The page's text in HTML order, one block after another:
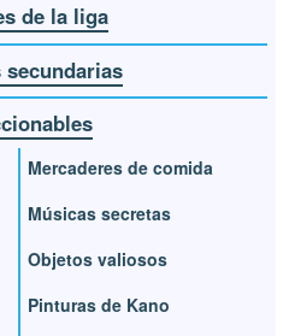
de la liga
secundarias
Mercaderes de comida
Músicas secretas
Objetos valiosos
Pinturas de Kano